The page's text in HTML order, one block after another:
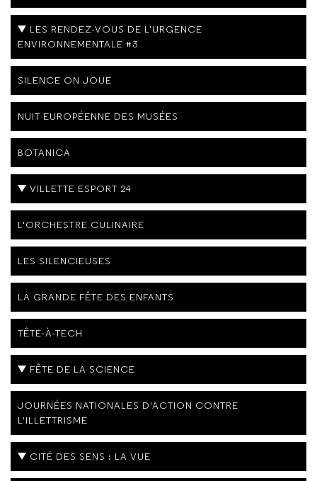
LES RENDEZ-VOUS DE L'URGENCE
ENVIRONNEMENTALE #3
SILENCE ON JOUE
NUIT EUROPÉENNE DES MUSÉES
BOTANICA
VILLETTE ESPORT 24
L'ORCHESTRE CULINAIRE
LES SILENCIEUSES
LA GRANDE FÊTE DES ENFANTS
TÊTE-À-TECH
FÊTE DE LA SCIENCE
JOURNÉES NATIONALES D'ACTION CONTRE
L'ILLETTRISME
CITÉ DES SENS : LA VUE